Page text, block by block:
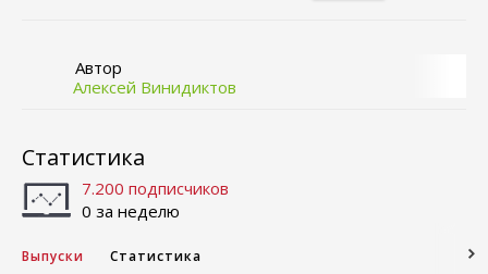
Автор
Алексей Винидиктов
Статистика
7.200 подписчиков
0 за неделю
Выпуски Статистика